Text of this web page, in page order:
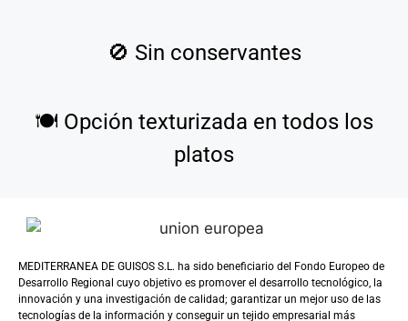
🚫 Sin conservantes
🍽️ Opción texturizada en todos los
platos
MEDITERRANEA DE GUISOS S.L. ha sido beneficiario del Fondo Europeo de
Desarrollo Regional cuyo objetivo es promover el desarrollo tecnológico, la
innovación y una investigación de calidad; garantizar un mejor uso de las
tecnologías de la información y conseguir un tejido empresarial más